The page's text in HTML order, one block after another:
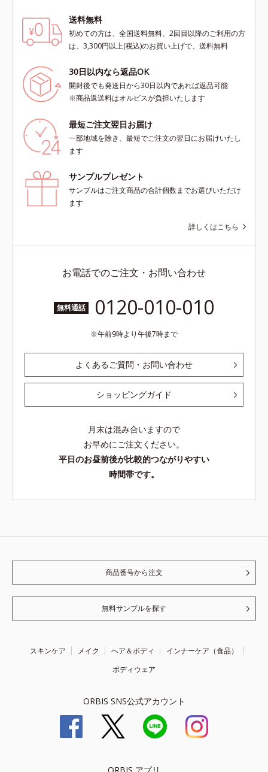
送料無料
初めての方は、全国送料無料、2回目以降のご利用の方
は、3,300円以上(税込)のお買い上げで、送料無料
30日以内なら返品OK
開封後でも発送日から30日以内であれば返品可能
※商品返送料はオルビスが負担いたします
最短ご注文翌日お届け
一部地域を除き、最短でご注文の翌日にお届けいたし
ます
サンプルプレゼント
サンプルはご注文商品の合計個数までお選びいただけ
ます
詳しくはこちら
お電話でのご注文・お問い合わせ
無料通話 0120-010-010
午前9時より午後7時まで
よくあるご質問・お問い合わせ
ショッピングガイド
月末は混み合いますので
お早めにご注文ください。
平日のお昼前後が比較的つながりやすい
時間帯です。
商品番号から注文
無料サンプルを探す
スキンケア メイク ヘア＆ボディ
インナーケア（食品）
ボディウェア
ORBIS SNS公式アカウント